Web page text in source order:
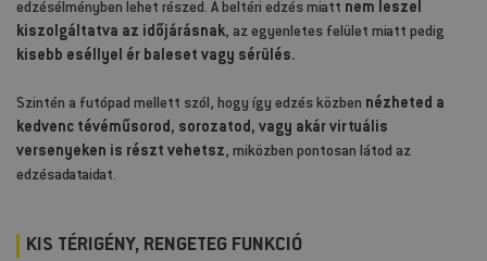
edzésélményben lehet részed. A beltéri edzés miatt nem leszel
kiszolgáltatva az időjárásnak, az egyenletes felület miatt pedig
kisebb eséllyel ér baleset vagy sérülés.
Szintén a futópad mellett szól, hogy így edzés közben nézheted a
kedvenc tévéműsorod, sorozatod, vagy akár virtuális
versenyeken is részt vehetsz, miközben pontosan látod az
edzésadataidat.
KIS TÉRIGÉNY, RENGETEG FUNKCIÓ